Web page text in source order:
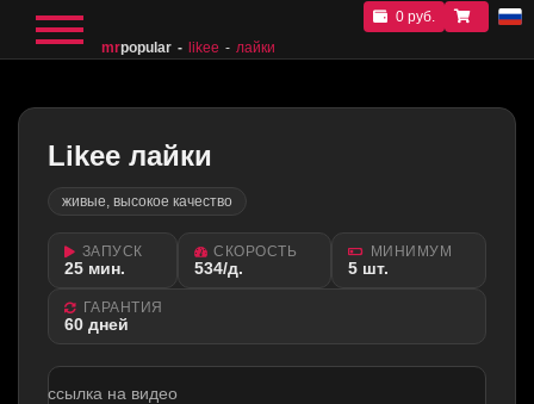
mrpopular likee лайки
0 руб.
Likee лайки
живые, высокое качество
ЗАПУСК
25 мин.
СКОРОСТЬ
534/д.
МИНИМУМ
5 шт.
ГАРАНТИЯ
60 дней
ссылка на видео